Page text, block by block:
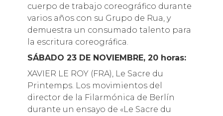
cuerpo de trabajo coreográfico durante
varios años con su Grupo de Rua, y
demuestra un consumado talento para
la escritura coreográfica.
SÁBADO 23 DE NOVIEMBRE, 20 horas:
XAVIER LE ROY (FRA), Le Sacre du
Printemps. Los movimientos del
director de la Filarmónica de Berlín
durante un ensayo de «Le Sacre du